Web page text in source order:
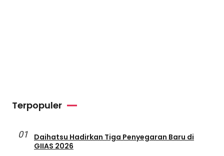
Terpopuler
01
Daihatsu Hadirkan Tiga Penyegaran Baru di
GIIAS 2026